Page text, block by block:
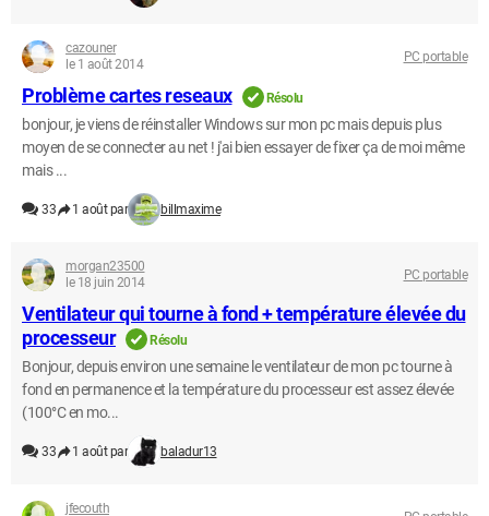
cazouner
le 1 août 2014
PC portable
Problème cartes reseaux Résolu
bonjour, je viens de réinstaller Windows sur mon pc mais depuis plus
moyen de se connecter au net ! j'ai bien essayer de fixer ça de moi même
mais ...
33 1 août par billmaxime
morgan23500
le 18 juin 2014
PC portable
Ventilateur qui tourne à fond + température élevée du
processeur
Résolu
Bonjour, depuis environ une semaine le ventilateur de mon pc tourne à
fond en permanence et la température du processeur est assez élevée
(100°C en mo...
33 1 août par baladur13
jfecouth